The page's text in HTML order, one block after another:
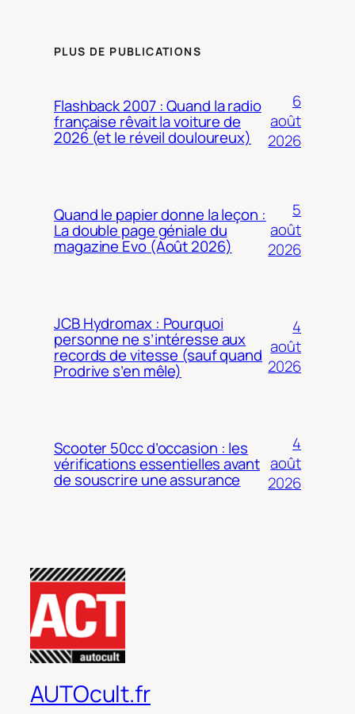
PLUS DE PUBLICATIONS
Flashback 2007 : Quand la radio
française rêvait la voiture de
2026 (et le réveil douloureux)
6
août
2026
Quand le papier donne la leçon :
La double page géniale du
magazine Evo (Août 2026)
5
août
2026
JCB Hydromax : Pourquoi
personne ne s’intéresse aux
records de vitesse (sauf quand
Prodrive s’en mêle)
4
août
2026
Scooter 50cc d’occasion : les
vérifications essentielles avant
de souscrire une assurance
4
août
2026
AUTOcult.fr